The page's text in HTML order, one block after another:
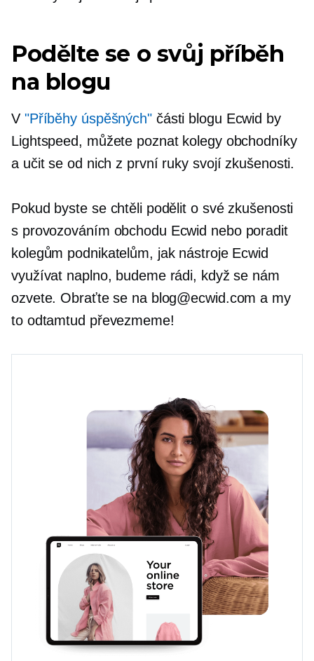
Podělte se o svůj příběh
na blogu
V "Příběhy úspěšných"části blogu Ecwid by
Lightspeed, můžete poznat kolegy obchodníky
a učit se od nich z první ruky svojí zkušenosti.
Pokud byste se chtěli podělit o své zkušenosti
s provozováním obchodu Ecwid nebo poradit
kolegům podnikatelům, jak nástroje Ecwid
využívat naplno, budeme rádi, když se nám
ozvete. Obraťte se na blog@ecwid.com a my
to odtamtud převezmeme!